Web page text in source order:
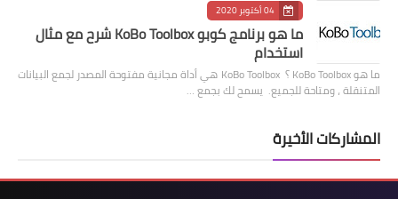
04 أكتوبر 2020
ما هو برنامج كوبو KoBo Toolbox شرح مع مثال
استخدام
ما هو KoBo Toolbox ؟ KoBo Toolbox هي أداة مجانية مفتوحة المصدر لجمع البيانات
المتنقلة ، ومتاحة للجميع. يسمح لك بجمع …
المشاركات الأخيرة